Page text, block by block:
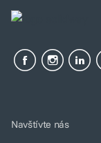
Navštívte nás